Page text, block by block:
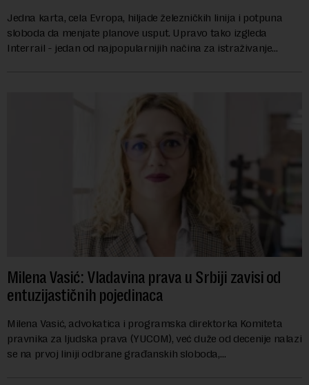
Jedna karta, cela Evropa, hiljade železničkih linija i potpuna
sloboda da menjate planove usput. Upravo tako izgleda
Interrail - jedan od najpopularnijih načina za istraživanje
Milena Vasić: Vladavina prava u Srbiji zavisi od
entuzijastičnih pojedinaca
Milena Vasić, advokatica i programska direktorka Komiteta
pravnika za ljudska prava (YUCOM), već duže od decenije nalazi
se na prvoj liniji odbrane građanskih sloboda,